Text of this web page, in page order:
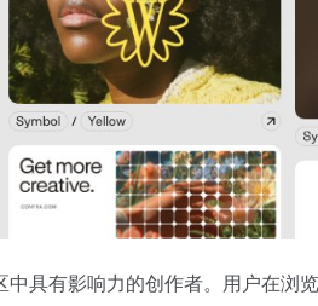
具有影响力的创作者。用户在浏